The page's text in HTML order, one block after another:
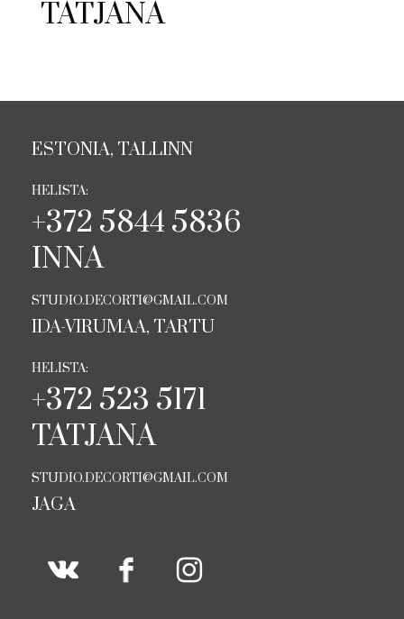
TATJANA
ESTONIA, TALLINN
HELISTA:
+372 5844 5836
INNA
STUDIO.DECORTI@GMAIL.COM
IDA-VIRUMAA, TARTU
HELISTA:
+372 523 5171
TATJANA
STUDIO.DECORTI@GMAIL.COM
JAGA